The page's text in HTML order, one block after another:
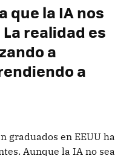
que la IA nos
realidad es
a
a
graduados en EEUU ha
Aunque la IA no sea